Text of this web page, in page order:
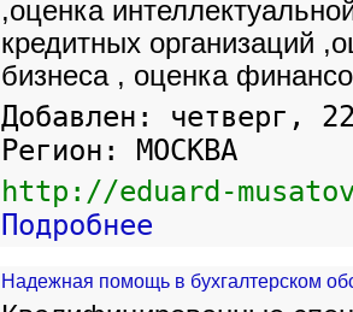
,оценка
кредитных организаций
бизнеса , оценка
Добавлен: четверг,
Регион: МОСКВА
http://eduard-
Подробнее
Надежная помощь в бухгалтерском